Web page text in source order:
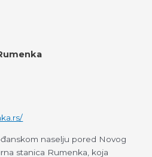
naselju pored Novog
stanica Rumenka, koja